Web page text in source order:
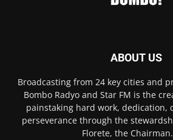
ABOUT US
Broadcasting from 24 key cities and
Bombo Radyo and Star FM is the
painstaking hard work, dedication,
perseverance through the
Florete, the